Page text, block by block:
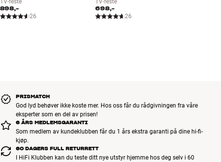
898,-
26
698,-
26
PRISMATCH
God lyd behøver ikke koste mer. Hos oss får du rådgivningen fra våre
eksperter som en del av prisen!
6 ÅRS MEDLEMSGARANTI
Som medlem av kundeklubben får du 1 års ekstra garanti på dine hi-fi-
kjøp.
60 DAGERS FULL RETURRETT
I HiFi Klubben kan du teste ditt nye utstyr hjemme hos deg selv i 60